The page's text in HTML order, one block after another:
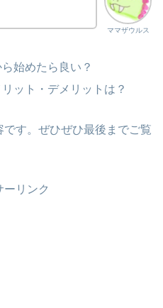
ママザウルス
始めたら良い？
ット・デメリットは？
す。ぜひぜひ最後までご覧
ーリンク